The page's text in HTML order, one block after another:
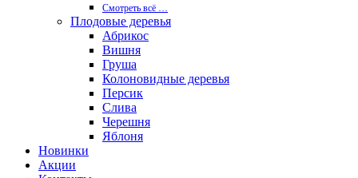
Смотреть вcё …
Плодовые деревья
Абрикос
Вишня
Груша
Колоновидные деревья
Персик
Слива
Черешня
Яблоня
Новинки
Акции